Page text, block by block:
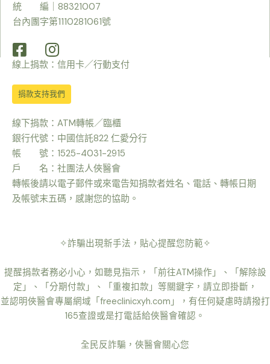
統 編｜88321007
台內團字第1110281061號
線上捐款：信用卡／行動支付
捐款支持我們
線下捐款：ATM轉帳／臨櫃
銀行代號：中國信託822 仁愛分行
帳 號：1525-4031-2915
戶 名：社團法人俠醫會
轉帳後請以電子郵件或來電告知捐款者姓名、電話、轉帳日期
及帳號末五碼，感謝您的協助。
✧詐騙出現新手法，貼心提醒您防範✧
提醒捐款者務必小心，如聽見指示，「前往ATM操作」、「解除設
定」、「分期付款」、「重複扣款」等關鍵字，請立即掛斷，
並認明俠醫會專屬網域「freeclinicxyh.com」，有任何疑慮時請撥打
165查證或是打電話給俠醫會確認。
全民反詐騙，俠醫會關心您